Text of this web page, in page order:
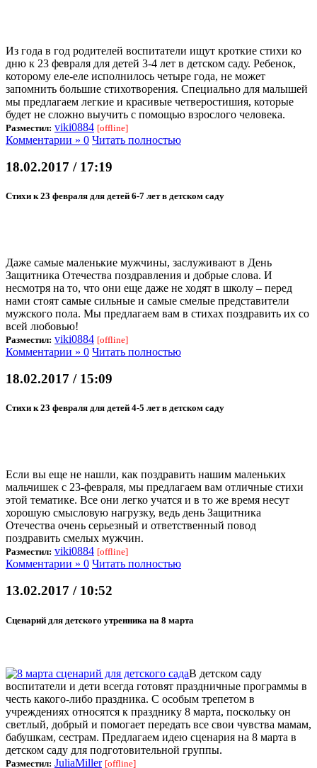
Из года в год родителей воспитатели ищут кроткие стихи ко
дню к 23 февраля для детей 3-4 лет в детском саду. Ребенок,
которому еле-еле исполнилось четыре года, не может
запомнить большие стихотворения. Специально для малышей
мы предлагаем легкие и красивые четверостишия, которые
будет не сложно выучить с помощью взрослого человека.
Разместил: viki0884 [offline]
Комментарии » 0 Читать полностью
18.02.2017 / 17:19
Стихи к 23 февраля для детей 6-7 лет в детском саду
Даже самые маленькие мужчины, заслуживают в День
Защитника Отечества поздравления и добрые слова. И
несмотря на то, что они еще даже не ходят в школу – перед
нами стоят самые сильные и самые смелые представители
мужского пола. Мы предлагаем вам в стихах поздравить их со
всей любовью!
Разместил: viki0884 [offline]
Комментарии » 0 Читать полностью
18.02.2017 / 15:09
Стихи к 23 февраля для детей 4-5 лет в детском саду
Если вы еще не нашли, как поздравить нашим маленьких
мальчишек с 23-февраля, мы предлагаем вам отличные стихи
этой тематике. Все они легко учатся и в то же время несут
хорошую смысловую нагрузку, ведь день Защитника
Отечества очень серьезный и ответственный повод
поздравить смелых мужчин.
Разместил: viki0884 [offline]
Комментарии » 0 Читать полностью
13.02.2017 / 10:52
Сценарий для детского утренника на 8 марта
В детском саду
воспитатели и дети всегда готовят праздничные программы в
честь какого-либо праздника. С особым трепетом в
учреждениях относятся к празднику 8 марта, поскольку он
светлый, добрый и помогает передать все свои чувства мамам,
бабушкам, сестрам. Предлагаем идею сценария на 8 марта в
детском саду для подготовительной группы.
Разместил: JuliaMiller [offline]